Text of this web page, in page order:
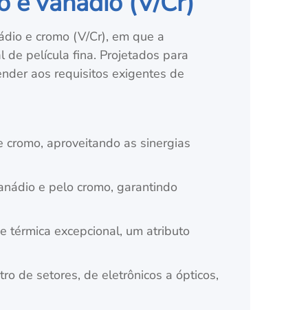
e cromo (V/Cr), em que a
de película fina. Projetados para
aos requisitos exigentes de
aproveitando as sinergias
e pelo cromo, garantindo
térmica excepcional, um atributo
de setores, de eletrônicos a ópticos,